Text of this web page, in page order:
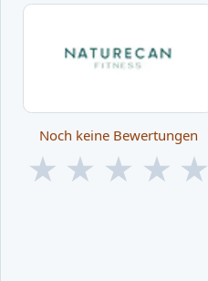
Noch keine Bewertungen
★ ★ ★ ★ ★